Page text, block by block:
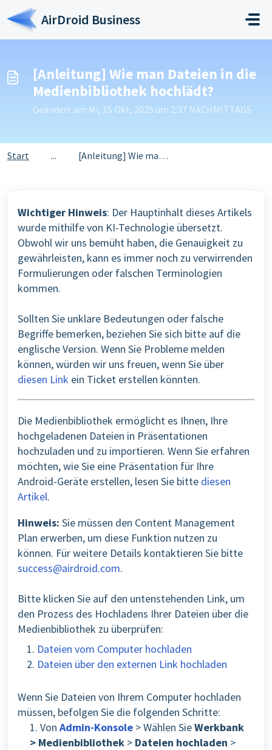
Zum hauptsächlichen Inhalt gehen
AirDroid Business
[Anleitung] Wie man Dateien in die
Medienbibliothek hochlädt?
Geändert am Mi, 15 Okt, 2025 um 2:37 NACHMITTAGS
Start ... [Anleitung] Wie man Dateien in die Medienbibliothek hochl...
Wichtiger Hinweis: Der Hauptinhalt dieses Artikels
wurde mithilfe von KI-Technologie übersetzt.
Obwohl wir uns bemüht haben, die Genauigkeit zu
gewährleisten, kann es immer noch zu verwirrenden
Formulierungen oder falschen Terminologien
kommen.
Sollten Sie unklare Bedeutungen oder falsche
Begriffe bemerken, beziehen Sie sich bitte auf die
englische Version. Wenn Sie Probleme melden
können, würden wir uns freuen, wenn Sie über
diesen Link ein Ticket erstellen könnten.
Die Medienbibliothek ermöglicht es Ihnen, Ihre
hochgeladenen Dateien in Präsentationen
hochzuladen und zu importieren. Wenn Sie erfahren
möchten, wie Sie eine Präsentation für Ihre
Android-Geräte erstellen, lesen Sie bitte diesen
Artikel.
Hinweis: Sie müssen den Content Management
Plan erwerben, um diese Funktion nutzen zu
können. Für weitere Details kontaktieren Sie bitte
success@airdroid.com.
Bitte klicken Sie auf den untenstehenden Link, um
den Prozess des Hochladens Ihrer Dateien über die
Medienbibliothek zu überprüfen:
Dateien vom Computer hochladen
Dateien über den externen Link hochladen
Wenn Sie Dateien von Ihrem Computer hochladen
müssen, befolgen Sie die folgenden Schritte:
1. Von Admin-Konsole > Wählen SieWerkbank
> Medienbibliothek > Dateien hochladen >